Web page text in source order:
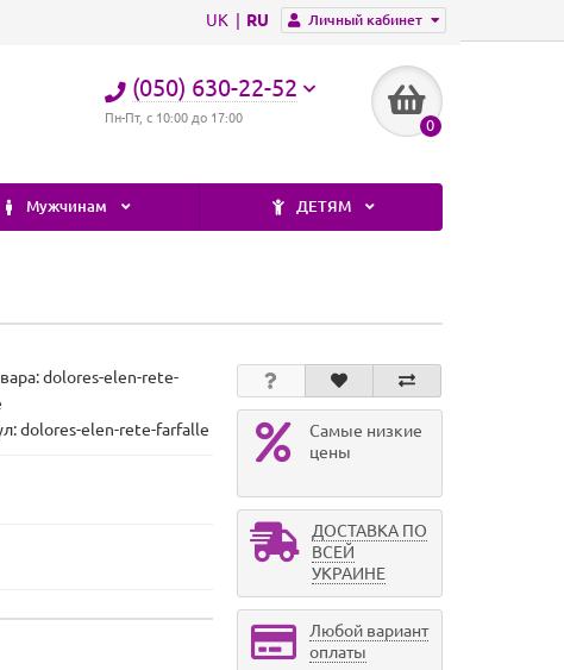
Личный кабинет
UK RU
(050) 630-22-52
Пн-Пт, с 10:00 до 17:00 0
Мужчинам ДЕТЯМ
dolores-elen-rete-
dolores-elen-rete-farfalle
Самые низкие
цены
ДОСТАВКА ПО
ВСЕЙ
УКРАИНЕ
Любой вариант
оплаты